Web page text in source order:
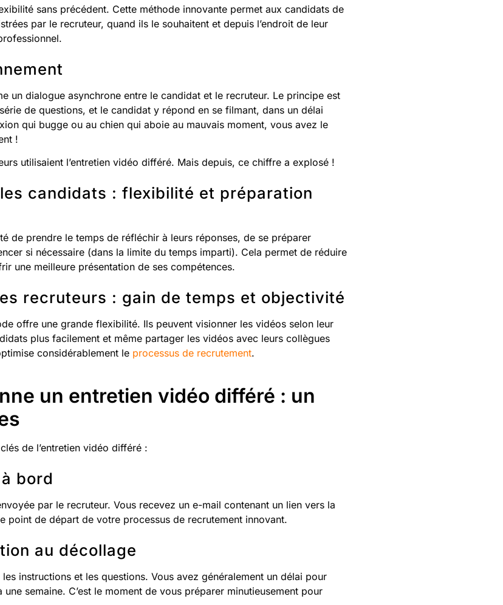
sans précédent. Cette méthode innovante permet aux candidats de
par le recruteur, quand ils le souhaitent et depuis l’endroit de leur
un dialogue asynchrone entre le candidat et le recruteur. Le principe est
de questions, et le candidat y répond en se filmant, dans un délai
qui bugge ou au chien qui aboie au mauvais moment, vous avez le
!
utilisaient l’entretien vidéo différé. Mais depuis, ce chiffre a explosé !
candidats : flexibilité et préparation
de prendre le temps de réfléchir à leurs réponses, de se préparer
si nécessaire (dans la limite du temps imparti). Cela permet de réduire
une meilleure présentation de ses compétences.
recruteurs : gain de temps et objectivité
offre une grande flexibilité. Ils peuvent visionner les vidéos selon leur
plus facilement et même partager les vidéos avec leurs collègues
considérablement le processus de recrutement.
un entretien vidéo différé : un
de l’entretien vidéo différé :
bord
par le recruteur. Vous recevez un e-mail contenant un lien vers la
point de départ de votre processus de recrutement innovant.
au décollage
instructions et les questions. Vous avez généralement un délai pour
semaine. C’est le moment de vous préparer minutieusement pour